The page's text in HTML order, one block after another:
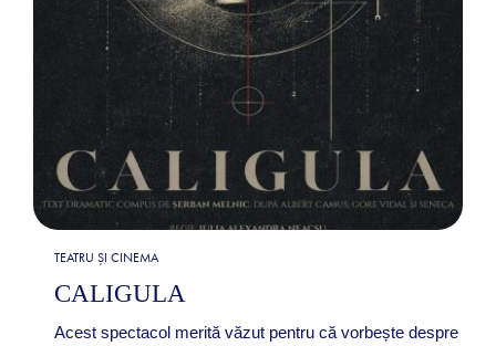
TEATRU ȘI CINEMA
CALIGULA
Acest spectacol merită văzut pentru că vorbește despre